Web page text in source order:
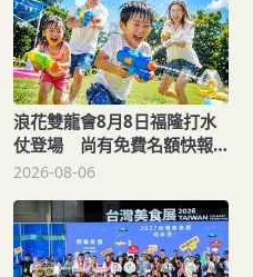
浪花雙龍會8月8日福隆打水
仗登場 尚有免費名額快報
名，還可抽住宿券！
2026-08-06